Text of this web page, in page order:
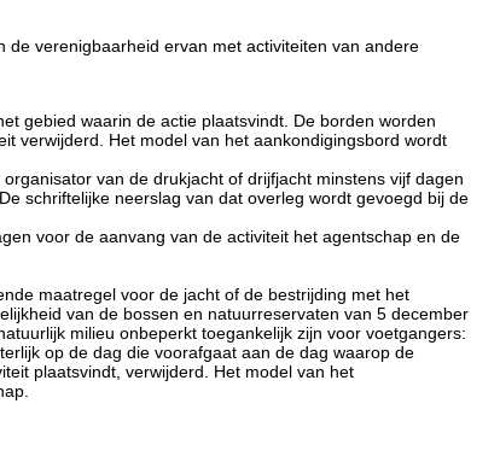
verenigbaarheid ervan met activiteiten van andere
gebied waarin de actie plaatsvindt. De borden worden
verwijderd. Het model van het aankondigingsbord wordt
van de drukjacht of drijfjacht minstens vijf dagen
schriftelijke neerslag van dat overleg wordt gevoegd bij de
voor de aanvang van de activiteit het agentschap en de
maatregel voor de jacht of de bestrijding met het
van de bossen en natuurreservaten van 5 december
milieu onbeperkt toegankelijk zijn voor voetgangers:
op de dag die voorafgaat aan de dag waarop de
plaatsvindt, verwijderd. Het model van het